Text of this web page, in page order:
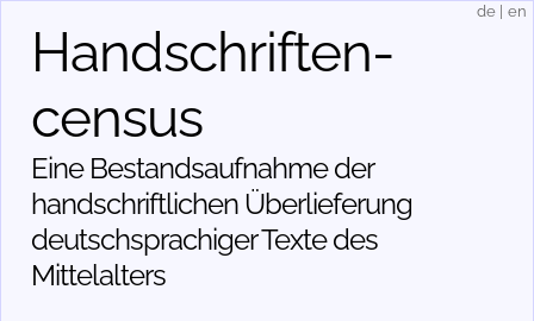
Handschriften­
census
Eine Bestandsaufnahme der
handschriftlichen Über­lieferung
deutschsprachiger Texte des
Mittelalters
de en